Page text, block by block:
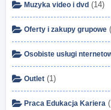
Muzyka video i dvd (14)
Oferty i zakupy grupowe
Osobiste usługi
Outlet (1)
Praca Edukacja Kariera